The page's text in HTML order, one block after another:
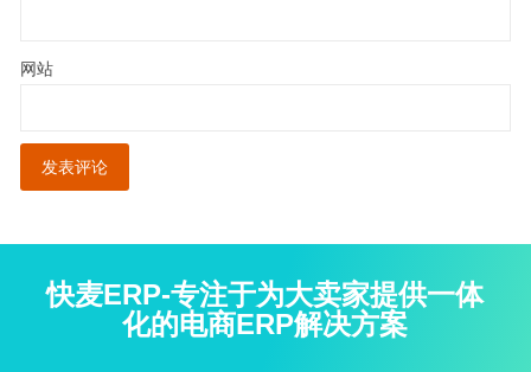
网站
快麦ERP-专注于为大卖家提供一体
化的电商ERP解决方案